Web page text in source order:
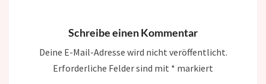
Schreibe einen Kommentar
Deine E-Mail-Adresse wird nicht veröffentlicht.
Erforderliche Felder sind mit * markiert